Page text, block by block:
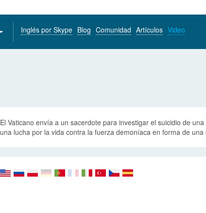
Inglés por Skype Blog Comunidad Artículos Video
El Vaticano envía a un sacerdote para investigar el suicidio de
una lucha por la vida contra la fuerza demoníaca en forma de una